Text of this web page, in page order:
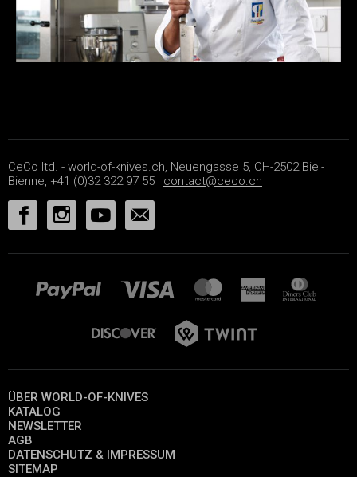
CeCo ltd. - world-of-knives.ch, Neuengasse 5, CH-2502 Biel-
Bienne, +41 (0)32 322 97 55 | contact@ceco.ch
ÜBER WORLD-OF-KNIVES
KATALOG
NEWSLETTER
AGB
DATENSCHUTZ & IMPRESSUM
SITEMAP